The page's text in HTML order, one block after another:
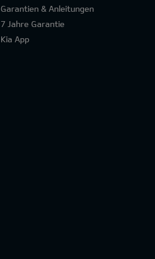
Garantien & Anleitungen
7 Jahre Garantie
Kia App